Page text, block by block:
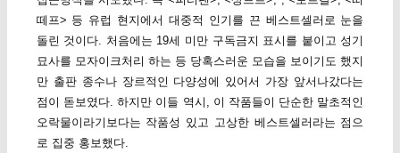
떼프> 등 유럽 현지에서 대중적 인기를 끈 베스트셀러로 눈을
돌린 것이다. 처음에는 19세 미만 구독금지 표시를 붙이고 성기
묘사를 모자이크처리 하는 등 당혹스러운 모습을 보이기도 했지
만 출판 종수나 장르적인 다양성에 있어서 가장 앞서나갔다는
점이 돋보였다. 하지만 이들 역시, 이 작품들이 단순한 말초적인
오락물이라기보다는 작품성 있고 고상한 베스트셀러라는 점으
로 집중 홍보했다.